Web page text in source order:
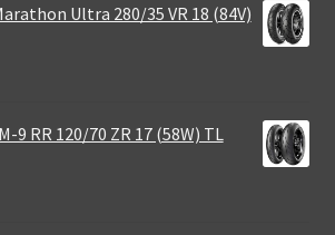
Ultra 280/35 VR 18 (84V)
9 RR 120/70 ZR 17 (58W) TL